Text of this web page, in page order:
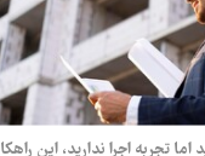
تجربه اجرا ندارید، این